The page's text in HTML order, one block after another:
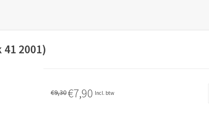
2001)
€9,30€7,90 Incl. btw